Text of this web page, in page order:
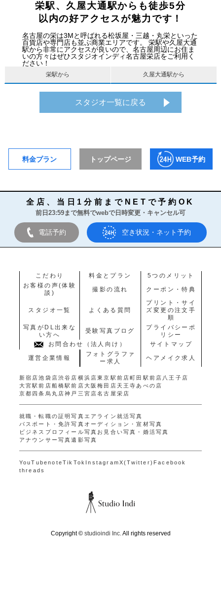
栄駅、久屋大通駅からも徒歩5分
以内の好アクセスが魅力です！
名古屋の栄は3Mと呼ばれる松坂屋・三越・丸栄といった
百貨店や専門店も並ぶ商業エリアです。 栄駅や久屋大通
駅から非常にアクセスが良いので、名古屋周辺にお住ま
いの方々はぜひスタジオインディ名古屋栄店をご利用く
ださい！
栄駅から 久屋大通駅から
スタジオ一覧に戻る
料金プラン トップページ WEB予約
全店、当日1分前までNETで予約OK
前日23:59まで無料でwebで日時変更・キャンセル可
電話予約 空き状況・ネット予約
こだわり 料金とプラン
5つのメリット
お客様の声(体験
談)
撮影の流れ クーポン・特典
スタジオ一覧 よくある質問
プリント・サイ
ズ変更の注文手
順
写真がDL出来な
い方へ
受験写真ブログ
プライバシーポ
リシー
お問合わせ（法人向け）
サイトマップ
運営企業情報
フォトグラファ
ー求人
ヘアメイク求人
新宿店池袋店渋谷店 横浜店東京駅前店町田駅前店 八王子店
大宮駅前店船橋駅前店大阪梅田店 天王寺あべの店
京都四条烏丸店神戸三宮店名古屋栄店
就職・転職の証明写真 エアライン就活写真
パスポート・免許写真 オーディション・宣材写真
ビジネスプロフィール写真 お見合い写真・婚活写真
アナウンサー写真遺影写真
YouTubenoteTikTok InstagramX(Twitter) Facebook
threads
Copyright © studioindi Inc. All rights reserved